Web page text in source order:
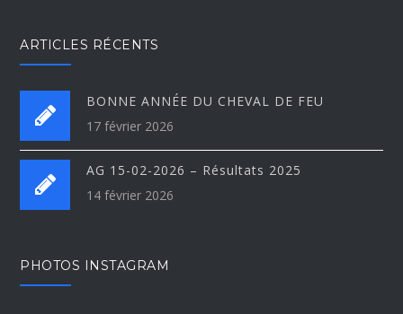
ARTICLES RÉCENTS
BONNE ANNÉE DU CHEVAL DE FEU
17 février 2026
AG 15-02-2026 – Résultats 2025
14 février 2026
PHOTOS INSTAGRAM